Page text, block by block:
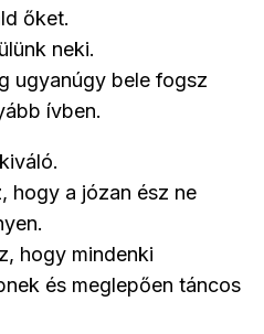
őket.
neki.
ugyanúgy bele fogsz
ívben.
hogy a józan ész ne
hogy mindenki
és meglepően táncos